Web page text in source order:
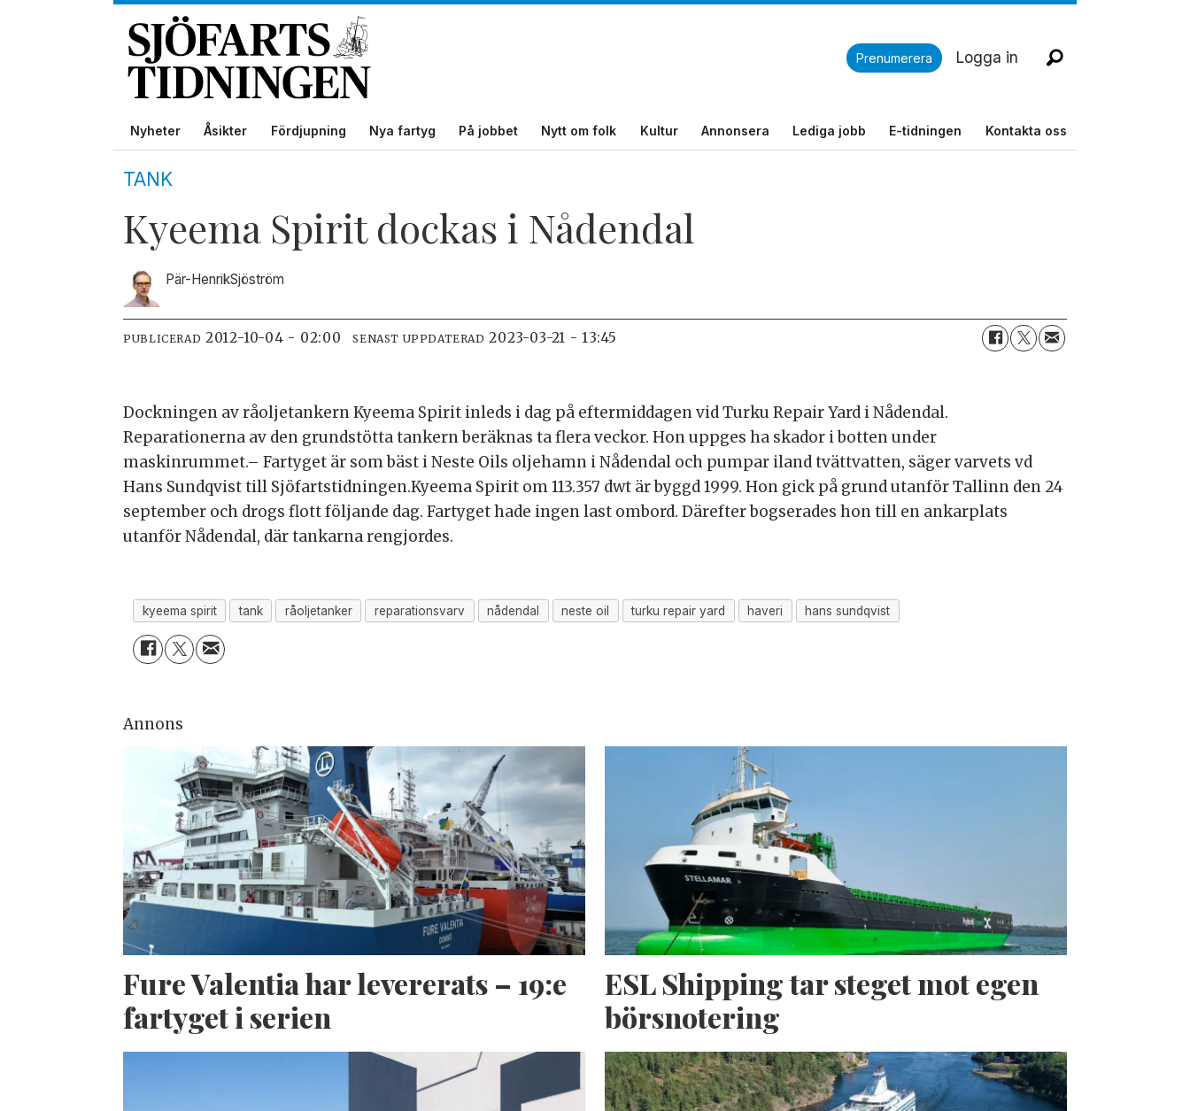
Prenumerera Logga in
Nyheter Åsikter Fördjupning Nya fartyg På jobbet Nytt om folk Kultur Annonsera Lediga jobb E-tidningen Kontakta oss
TANK
Kyeema Spirit dockas i Nådendal
Pär-HenrikSjöström
PUBLICERAD 2012-10-04 - 02:00 SENAST UPPDATERAD 2023-03-21 - 13:45
Dockningen av råoljetankern Kyeema Spirit inleds i dag på eftermiddagen vid Turku Repair Yard i Nådendal.
Reparationerna av den grundstötta tankern beräknas ta flera veckor. Hon uppges ha skador i botten under
maskinrummet.– Fartyget är som bäst i Neste Oils oljehamn i Nådendal och pumpar iland tvättvatten, säger varvets vd
Hans Sundqvist till Sjöfartstidningen.Kyeema Spirit om 113.357 dwt är byggd 1999. Hon gick på grund utanför Tallinn den 24
september och drogs flott följande dag. Fartyget hade ingen last ombord. Därefter bogserades hon till en ankarplats
utanför Nådendal, där tankarna rengjordes.
kyeema spirit tank råoljetanker reparationsvarv nådendal neste oil turku repair yard haveri hans sundqvist
Annons
Fure Valentia har levererats – 19:e
fartyget i serien
ESL Shipping tar steget mot egen
börsnotering